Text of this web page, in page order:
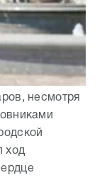
несмотря
ход